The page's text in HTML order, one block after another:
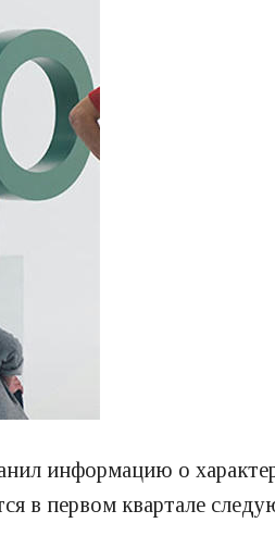
информацию о
в первом квартале